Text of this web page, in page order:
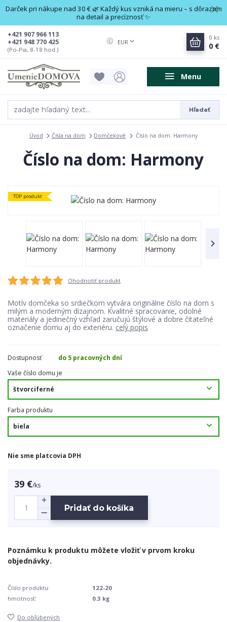
Darček pri nákupe nad 30 € 🌿 Každý kus vzniká na mieru – s dôrazom
na detail a precíznosť ✨
Menu
EUR
Hľadať
+421 948 770 425
+421 907 966 113
(Po-Pia, 8-18 hod.)
0 ks
0 €
Úvod Čísla na dom Domčekové Číslo na dom: Harmony
Číslo na dom: Harmony
TOP produkt
Ohodnotiť produkt
Motív domčeka so srdiečkom vytvára originálne číslo na dom s
milým a moderným dizajnom. Kvalitné spracovanie, odolné
materiály a jedinečný vzhľad zaručujú štýlové a dobre čitateľné
označenie domu aj do exteriéru. celý popis
Dostupnosť
do 5 pracovných dní
Vaše číslo domu je
Farba produktu
Nie sme platcovia DPH
39 €/ks
Pridať do košíka
Číslo produktu:
122-20
hmotnosť:
0.3 kg
Do obľúbených